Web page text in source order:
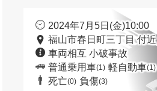
2024年7月5日(金)10:00
福山市春日町三丁目 付近
車両相互 小破事故
普通乗用車(1) 軽自動車(1)
死亡(0) 負傷(3)